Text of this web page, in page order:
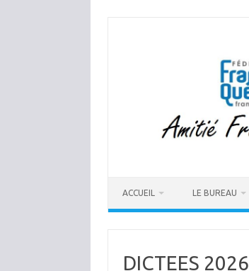
ACCUEIL LE BUREAU
DICTEES 2026